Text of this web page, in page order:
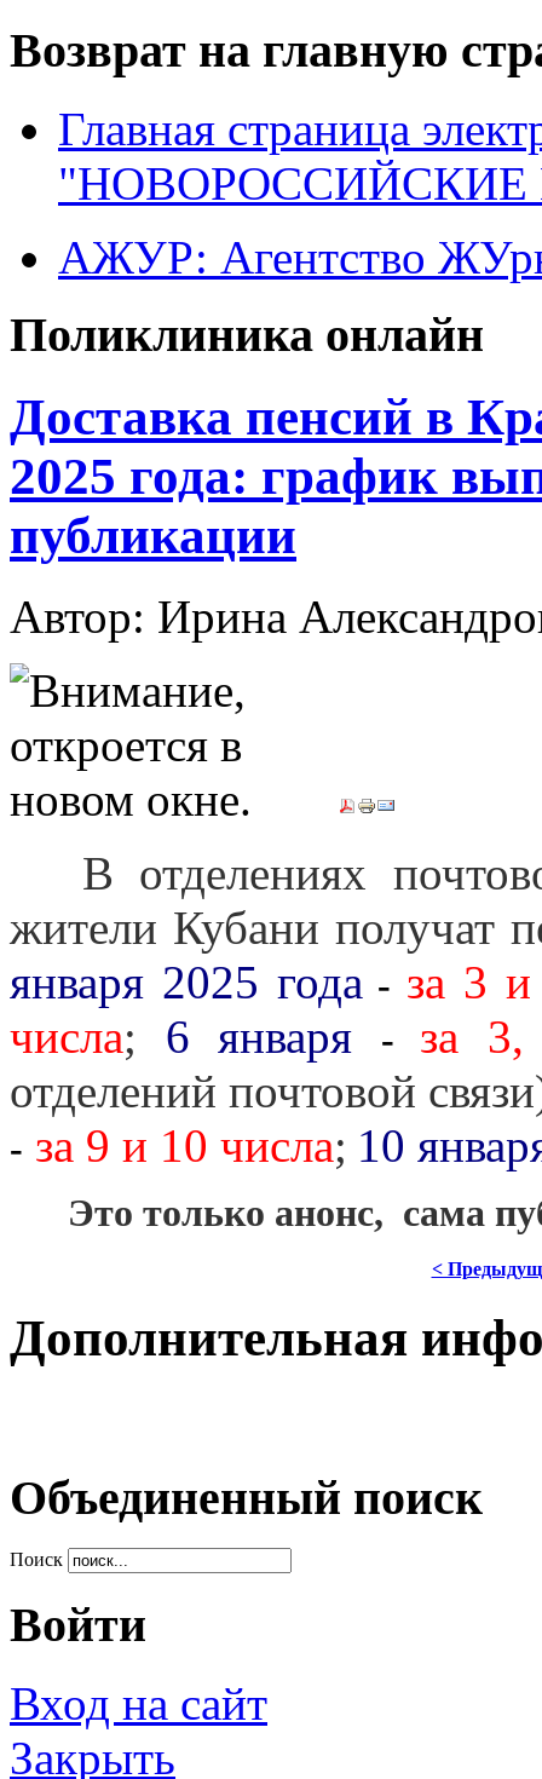
Возврат на главную
Главная страница
"НОВОРОССИЙСКИЕ
АЖУР: Агентство
Поликлиника онлайн
Доставка пенсий в
2025 года: график
публикации
Автор: Ирина
В отделениях
жители Кубани получат
января 2025 года- за 3
числа; 6 января - за
отделений почтовой
- за 9 и 10 числа; 10
Это только анонс, сама
<
Дополнительная
Объединенный поиск
Поиск
Войти
Вход на сайт
Закрыть